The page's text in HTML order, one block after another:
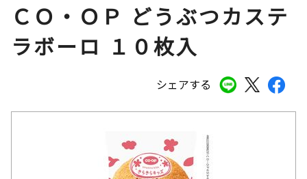
シェアする
ＣＯ・ＯＰ どうぶつカステ
ラボーロ １０枚入